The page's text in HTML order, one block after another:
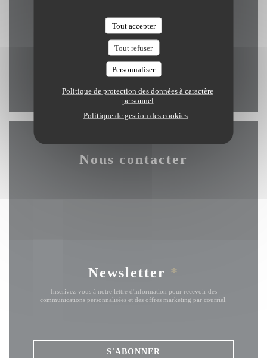
Tout accepter
Tout refuser
Personnaliser
Politique de protection des données à caractère
personnel
Politique de gestion des cookies
050 89 69 59
info@arrom-thai.be
Facebook ((ouvre une nouvelle
Instagram ((ouvre une
Nous contacter
Newsletter *
Inscrivez-vous à notre lettre d'information pour recevoir des
communications personnalisées et des offres marketing par courriel.
S'ABONNER